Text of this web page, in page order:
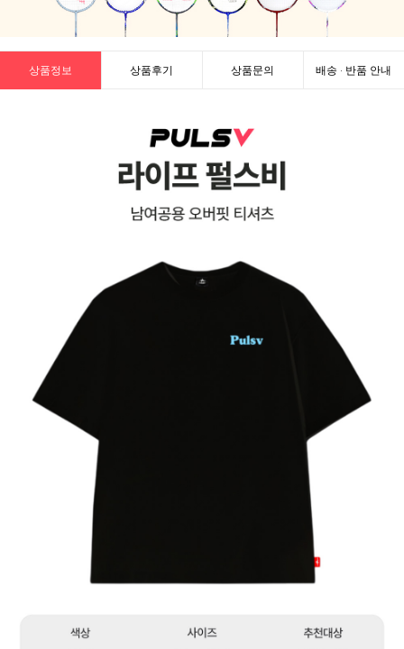
상품정보 상품후기 상품문의 배송 · 반품 안내